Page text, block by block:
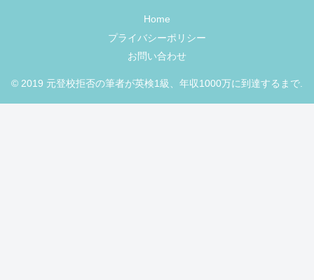
Home
プライバシーポリシー
お問い合わせ
© 2019 元登校拒否の筆者が英検1級、年収1000万に到達するまで.